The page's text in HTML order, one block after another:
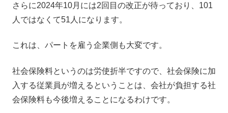
さらに2024年10月には2回目の改正が待っており、101
人ではなくて51人になります。
これは、パートを雇う企業側も大変です。
社会保険料というのは労使折半ですので、社会保険に加
入する従業員が増えるということは、会社が負担する社
会保険料も今後増えることになるわけです。